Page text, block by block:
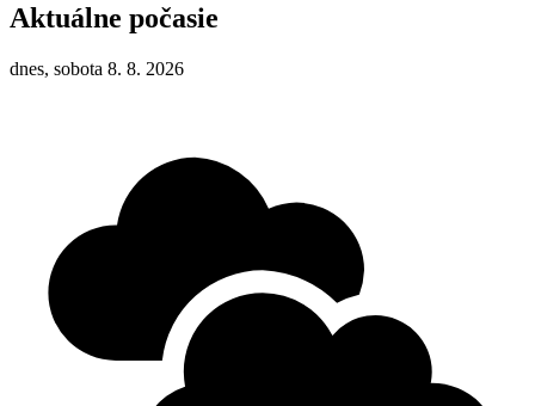
Aktuálne počasie
dnes, sobota 8. 8. 2026